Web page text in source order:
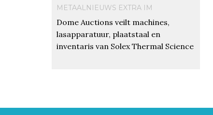
METAALNIEUWS EXTRA IM
Dome Auctions veilt machines,
lasapparatuur, plaatstaal en
inventaris van Solex Thermal Science